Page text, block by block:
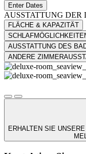
Enter Dates
AUSSTATTUNG DER
FLÄCHE & KAPAZITÄT
AUSSTATTUNG DES
ANDERE
ERHALTEN SIE